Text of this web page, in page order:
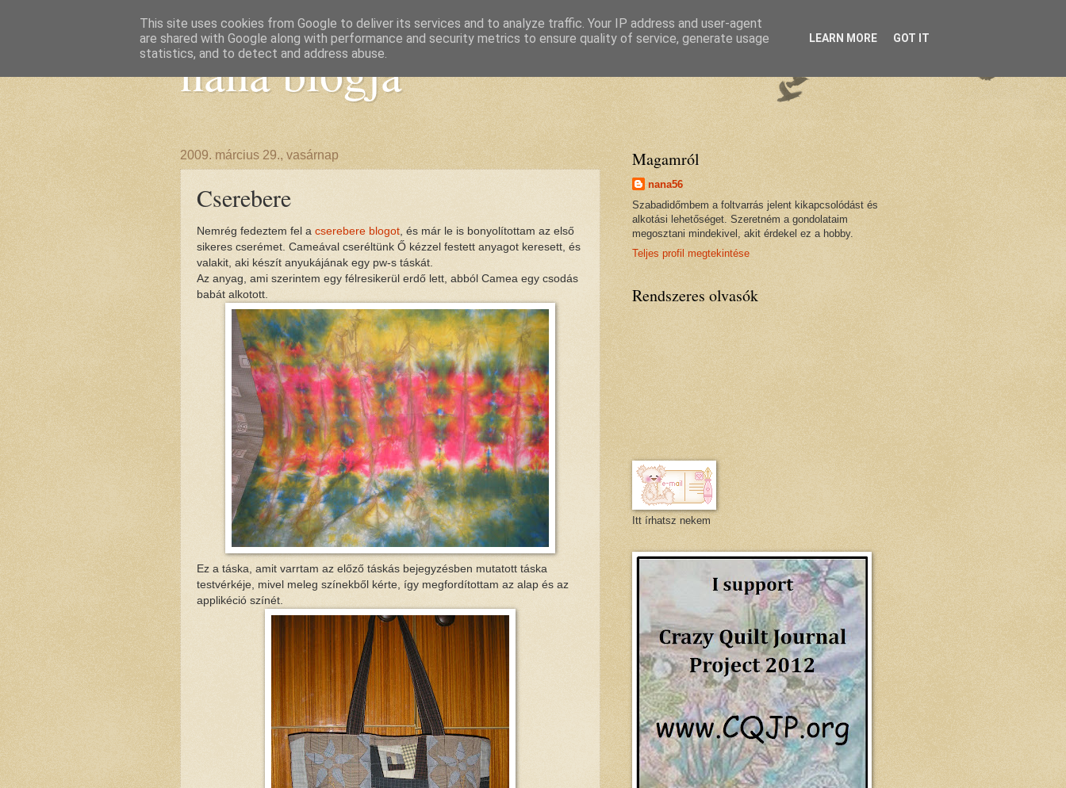
nana blogja
2009. március 29., vasárnap
Cserebere
Nemrég fedeztem fel a cserebere blogot , és már le is bonyolítottam az első
sikeres cserémet. Cameával cseréltünk Ő kézzel festett anyagot keresett, és
valakit, aki készít anyukájának egy pw-s táskát.
Az anyag, ami szerintem egy félresikerül erdő lett, abból Camea egy csodás
babát alkotott.
Ez a táska, amit varrtam az előző táskás bejegyzésben mutatott táska
testvérkéje, mivel meleg színekből kérte, így megfordítottam az alap és az
applikéció színét.
Magamról
nana56
Szabadidőmbem a foltvarrás jelent kikapcsolódást és
alkotási lehetőséget. Szeretném a gondolataim
megosztani mindekivel, akit érdekel ez a hobby.
Teljes profil megtekintése
Rendszeres olvasók
Itt írhatsz nekem
This site uses cookies from Google to deliver its services and to analyze traffic. Your IP address and user-agent
are shared with Google along with performance and security metrics to ensure quality of service, generate usage
statistics, and to detect and address abuse.
LEARN MORE GOT IT